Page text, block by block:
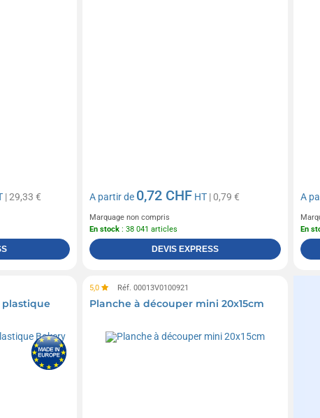
| 29,33 € A partir de 0,72 CHF HT| 0,79 €
Marquage non compris
En stock: 38 041 articles
DEVIS EXPRESS
A
En
5,0 Réf. 00013V0100921
Planche à découper mini 20x15cm